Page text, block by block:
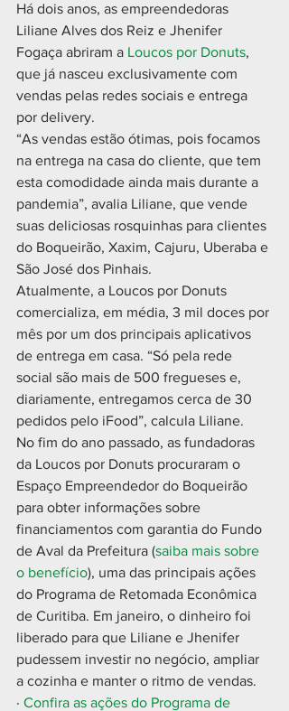
Há dois anos, as empreendedoras
Liliane Alves dos Reiz e Jhenifer
Fogaça abriram a Loucos por Donuts,
que já nasceu exclusivamente com
vendas pelas redes sociais e entrega
por delivery.
“As vendas estão ótimas, pois focamos
na entrega na casa do cliente, que tem
esta comodidade ainda mais durante a
pandemia”, avalia Liliane, que vende
suas deliciosas rosquinhas para clientes
do Boqueirão, Xaxim, Cajuru, Uberaba e
São José dos Pinhais.
Atualmente, a Loucos por Donuts
comercializa, em média, 3 mil doces por
mês por um dos principais aplicativos
de entrega em casa. “Só pela rede
social são mais de 500 fregueses e,
diariamente, entregamos cerca de 30
pedidos pelo iFood”, calcula Liliane.
No fim do ano passado, as fundadoras
da Loucos por Donuts procuraram o
Espaço Empreendedor do Boqueirão
para obter informações sobre
financiamentos com garantia do Fundo
de Aval da Prefeitura (saiba mais sobre
o benefício), uma das principais ações
do Programa de Retomada Econômica
de Curitiba. Em janeiro, o dinheiro foi
liberado para que Liliane e Jhenifer
pudessem investir no negócio, ampliar
a cozinha e manter o ritmo de vendas.
· Confira as ações do Programa de